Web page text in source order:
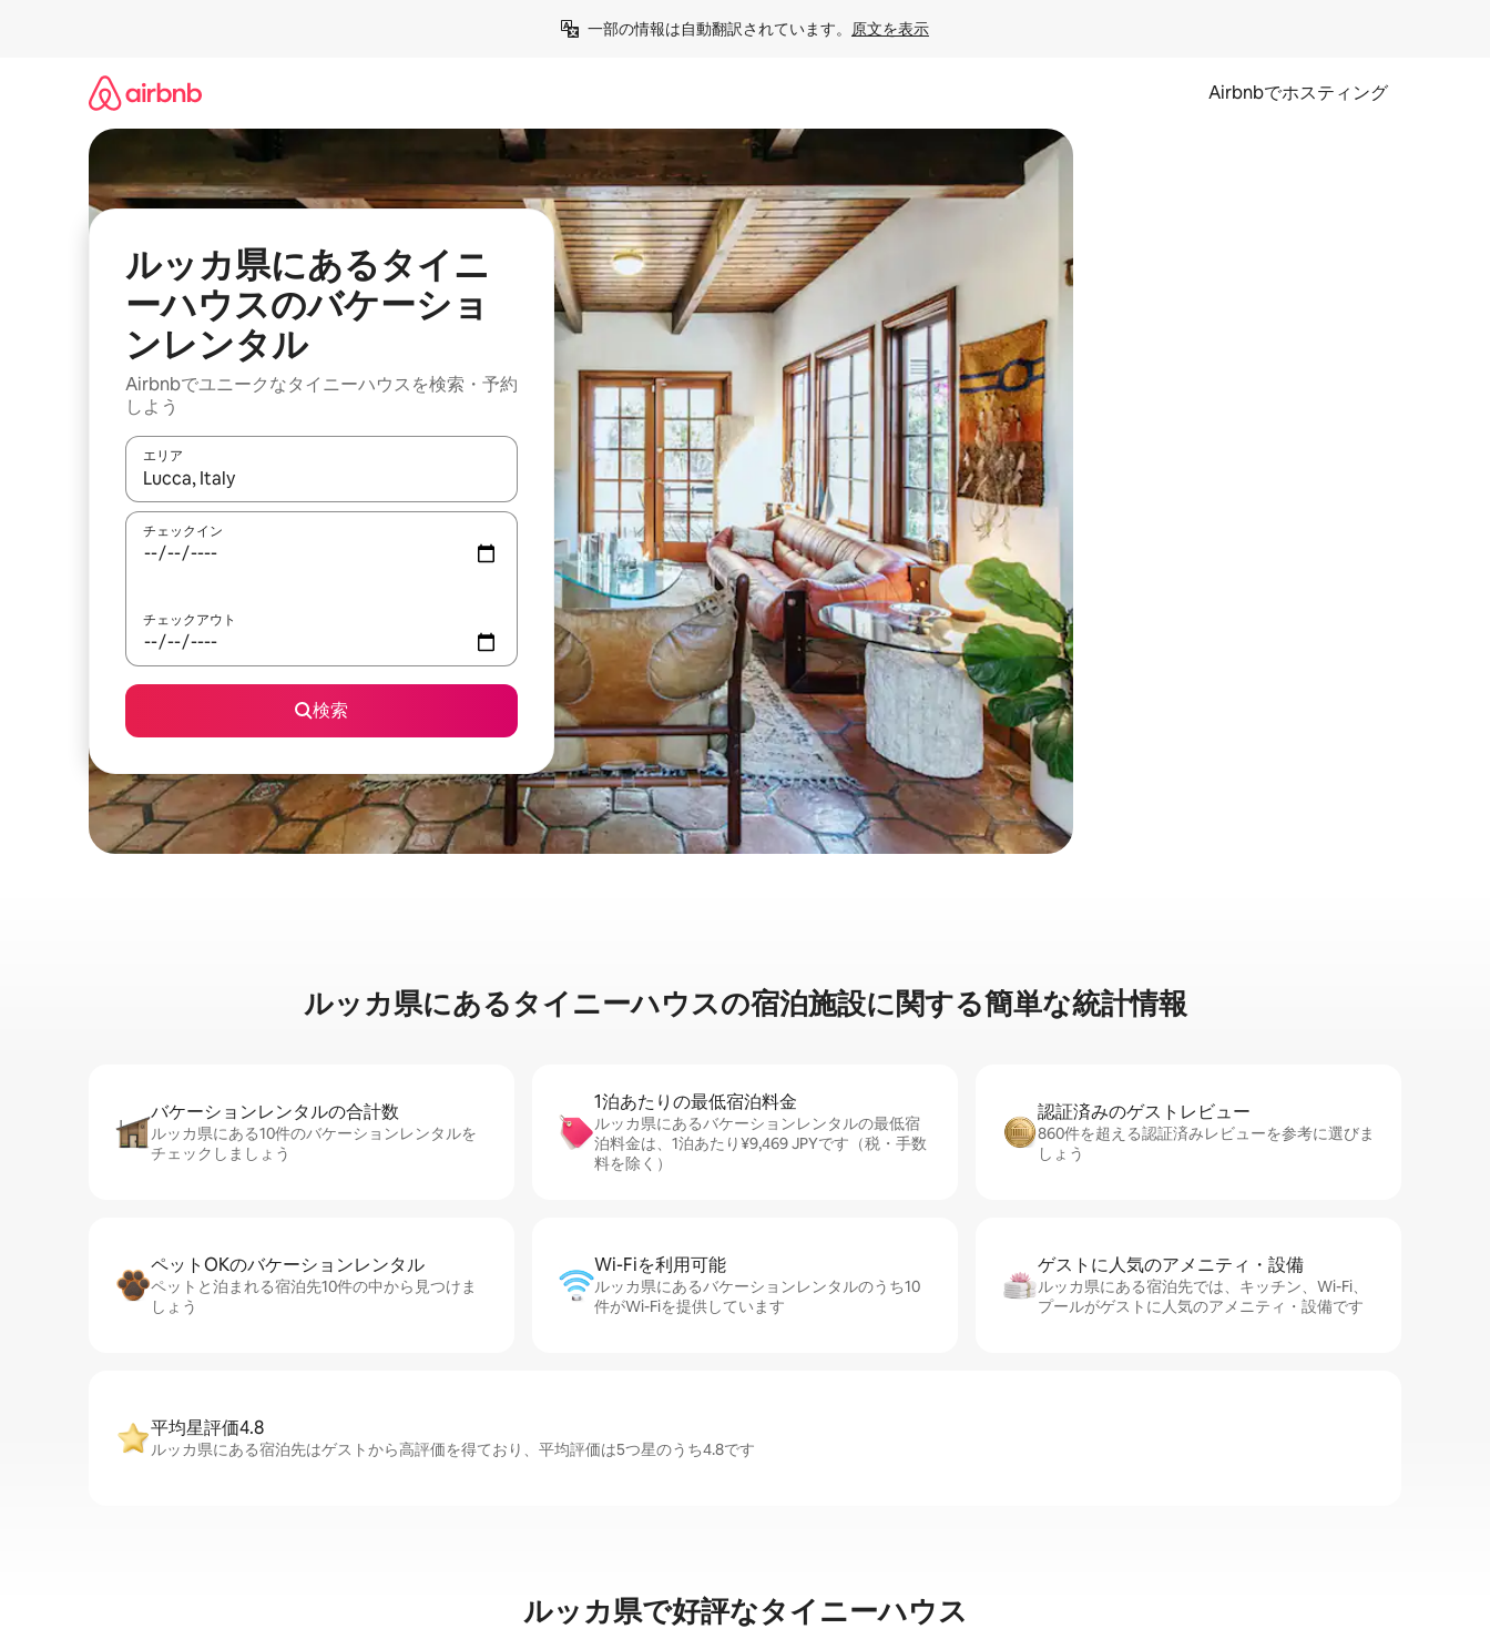
一部の情報は自動翻訳されています。 原文を表示
Airbnbでホスティング
ルッカ県にあるタイニ
ーハウスのバケーショ
ンレンタル
Airbnbでユニークなタイニーハウスを検索・予約
しよう
エリア
検索結果が表示されたら、上下の矢印キーを使って移動するか、画面をタッチまたはスワイプして検索結果を確認することができます。
チェックイン
チェックアウト
検索
ルッカ県に⁠あ⁠るタ⁠イ⁠ニ⁠ー⁠ハ⁠ウ⁠ス⁠の宿⁠泊⁠施⁠設⁠に関⁠す⁠る簡⁠単⁠な統⁠計⁠情⁠報
バケーションレ⁠ン⁠タ⁠ル⁠の合⁠計⁠数
ルッカ県にある10件のバケーションレンタルを
チェックしましょう
1泊あたりの最⁠低⁠宿⁠泊⁠料⁠金
ルッカ県にあるバケーションレンタルの最低宿
泊料金は、1泊あたり¥9,469 JPYです（税・手数
料を除く）
認証済みのゲ⁠ス⁠ト⁠レ⁠ビ⁠ュ⁠ー
860件を超える認証済みレビューを参考に選びま
しょう
ペットOKのバ⁠ケ⁠ー⁠シ⁠ョ⁠ンレ⁠ン⁠タ⁠ル
ペットと泊まれる宿泊先10件の中から見つけま
しょう
Wi-Fiを利⁠用⁠可⁠能
ルッカ県にあるバケーションレンタルのうち10
件がWi-Fiを提供しています
ゲストに人⁠気⁠のア⁠メ⁠ニ⁠テ⁠ィ・設⁠備
ルッカ県にある宿泊先では、キッチン、Wi-Fi、
プールがゲストに人気のアメニティ・設備です
平均星評価4.8
ルッカ県にある宿泊先はゲストから高評価を得ており、平均評価は5つ星のうち4.8です
ルッカ県で好評なタイニーハウス